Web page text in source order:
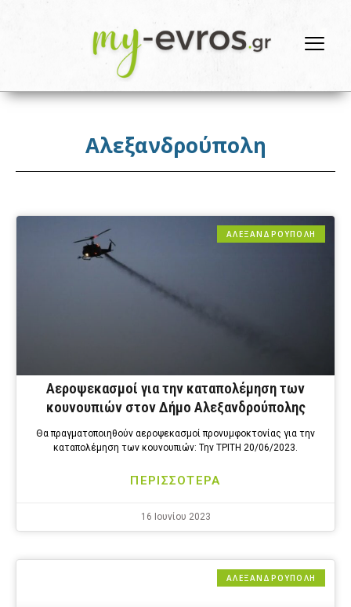
Αλεξανδρούπολη
ΑΛΕΞΑΝΔΡΟΎΠΟΛΗ
Αεροψεκασμοί για την καταπολέμηση των
κουνουπιών στον Δήμο Αλεξανδρούπολης
Θα πραγματοποιηθούν αεροψεκασμοί προνυμφοκτονίας για την
καταπολέμηση των κουνουπιών: Την ΤΡΙΤΗ 20/06/2023.
ΠΕΡΙΣΣΟΤΕΡΑ
16 Ιουνίου 2023
ΑΛΕΞΑΝΔΡΟΎΠΟΛΗ